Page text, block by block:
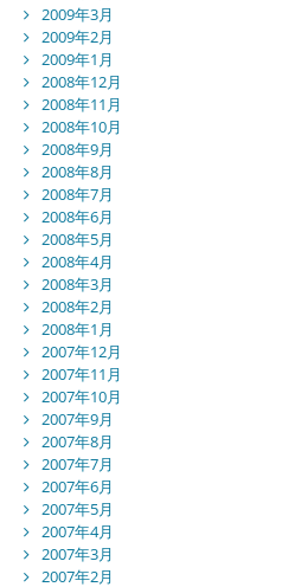
2009年3月
2009年2月
2009年1月
2008年12月
2008年11月
2008年10月
2008年9月
2008年8月
2008年7月
2008年6月
2008年5月
2008年4月
2008年3月
2008年2月
2008年1月
2007年12月
2007年11月
2007年10月
2007年9月
2007年8月
2007年7月
2007年6月
2007年5月
2007年4月
2007年3月
2007年2月